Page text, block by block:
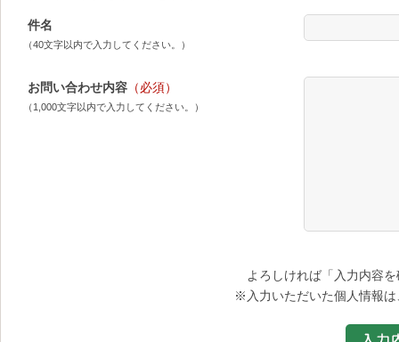
件名
（40文字以内で入力してください。）
お問い合わせ内容 （必須）
（1,000文字以内で入力してください。）
よろしければ「入力内容
※入力いただいた個人情報